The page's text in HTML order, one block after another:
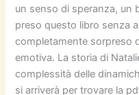
un senso di speranza, un
preso questo libro senza
completamente sorpreso
emotiva. La storia di
complessità delle
si arriverà per trovare la